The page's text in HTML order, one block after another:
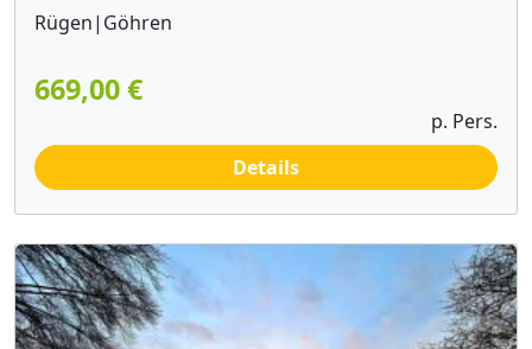
Rügen|Göhren
669,00 €
p. Pers.
Details